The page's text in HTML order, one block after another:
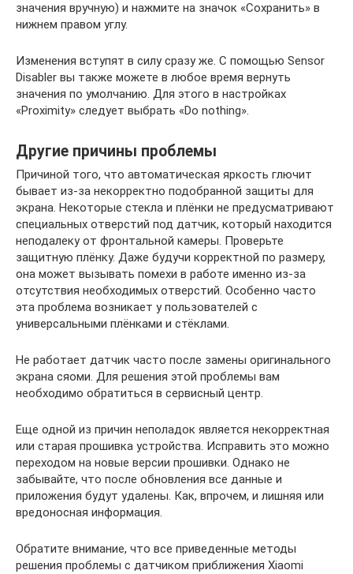
значения вручную) и нажмите на значок «Сохранить» в
нижнем правом углу.
Изменения вступят в силу сразу же. С помощью Sensor
Disabler вы также можете в любое время вернуть
значения по умолчанию. Для этого в настройках
«Proximity» следует выбрать «Do nothing».
Другие причины проблемы
Причиной того, что автоматическая яркость глючит
бывает из-за некорректно подобранной защиты для
экрана. Некоторые стекла и плёнки не предусматривают
специальных отверстий под датчик, который находится
неподалеку от фронтальной камеры. Проверьте
защитную плёнку. Даже будучи корректной по размеру,
она может вызывать помехи в работе именно из-за
отсутствия необходимых отверстий. Особенно часто
эта проблема возникает у пользователей с
универсальными плёнками и стёклами.
Не работает датчик часто после замены оригинального
экрана сяоми. Для решения этой проблемы вам
необходимо обратиться в сервисный центр.
Еще одной из причин неполадок является некорректная
или старая прошивка устройства. Исправить это можно
переходом на новые версии прошивки. Однако не
забывайте, что после обновления все данные и
приложения будут удалены. Как, впрочем, и лишняя или
вредоносная информация.
Обратите внимание, что все приведенные методы
решения проблемы с датчиком приближения Xiaomi